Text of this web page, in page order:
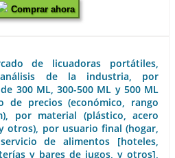
Comprar ahora
de licuadoras portátiles,
de la industria, por
300 ML, 300-500 ML y 500 ML
de precios (económico, rango
por material (plástico, acero
otros), por usuario final (hogar,
de alimentos [hoteles,
y bares de jugos, y otros],